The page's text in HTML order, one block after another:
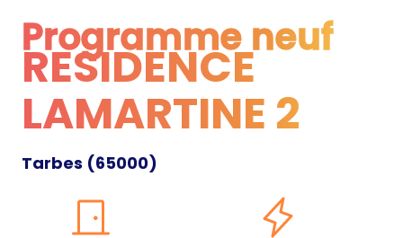
Programme neuf
Programme neuf
RESIDENCE
LAMARTINE 2
Tarbes (65000)